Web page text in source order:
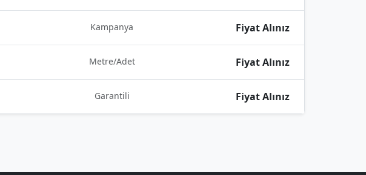
Kampanya Fiyat Alınız
Metre/Adet Fiyat Alınız
Garantili Fiyat Alınız